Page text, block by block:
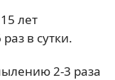
лет
в сутки.
2-3 раза